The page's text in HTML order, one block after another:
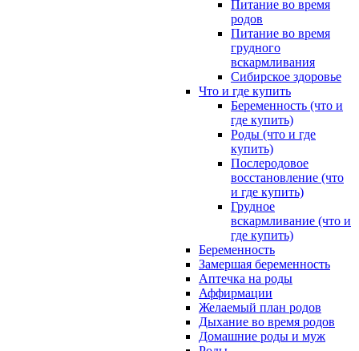
Питание во время
родов
Питание во время
грудного
вскармливания
Сибирское здоровье
Что и где купить
Беременность (что и
где купить)
Роды (что и где
купить)
Послеродовое
восстановление (что
и где купить)
Грудное
вскармливание (что и
где купить)
Беременность
Замершая беременность
Аптечка на роды
Аффирмации
Желаемый план родов
Дыхание во время родов
Домашние роды и муж